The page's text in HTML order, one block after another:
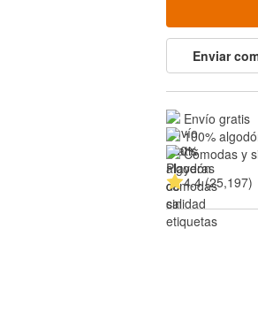
Enviar
Envío gratis
100%
Cómodas y
4.4 (25,197)